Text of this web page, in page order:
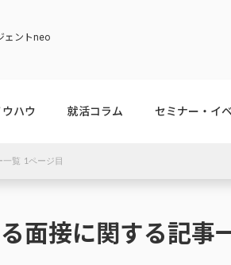
ェントneo
ハウ 就活コラム セミナー・イ
覧 1ページ目
面接に関する記事